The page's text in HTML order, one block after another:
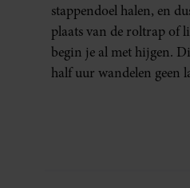
stappendoel halen, en
plaats van de roltrap of
begin je al met hijgen.
half uur wandelen geen